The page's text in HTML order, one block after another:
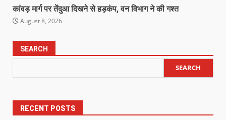
कांवड़ मार्ग पर तेंदुआ दिखने से हड़कंप, वन विभाग ने की गश्त
August 8, 2026
SEARCH
SEARCH
RECENT POSTS